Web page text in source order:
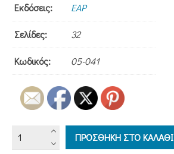
Εκδόσεις: ΕΑΡ
Σελίδες: 32
Κωδικός: 05-041
ΧΡΙΣΤΟΥΓΕΝΝΙΑΤΙΚΗ
ΠΡΟΣΘΗΚΗ ΣΤΟ ΚΑΛΑΘΙ